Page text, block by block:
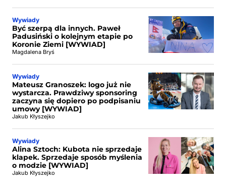
Wywiady
Być szerpą dla innych. Paweł
Padusiński o kolejnym etapie po
Koronie Ziemi [WYWIAD]
Magdalena Bryś
Wywiady
Mateusz Granoszek: logo już nie
wystarcza. Prawdziwy sponsoring
zaczyna się dopiero po podpisaniu
umowy [WYWIAD]
Jakub Kłyszejko
Wywiady
Alina Sztoch: Kubota nie sprzedaje
klapek. Sprzedaje sposób myślenia
o modzie [WYWIAD]
Jakub Kłyszejko